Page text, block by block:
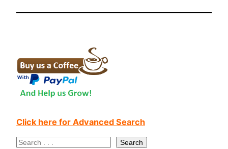
Click here for Advanced Search
S
Search